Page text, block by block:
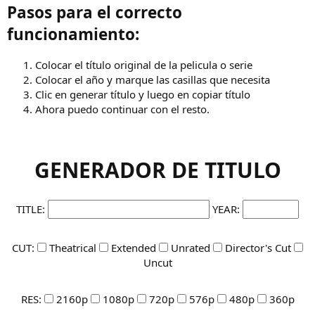
Pasos para el correcto
funcionamiento:
Colocar el título original de la pelicula o serie
Colocar el año y marque las casillas que necesita
Clic en generar título y luego en copiar título
Ahora puedo continuar con el resto.
GENERADOR DE TITULO
TITLE: YEAR:
CUT: Theatrical Extended Unrated
Director's Cut
Uncut
RES: 2160p 1080p 720p 576p 480p 360p